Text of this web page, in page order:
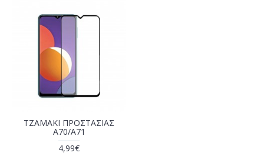
ΤΖΑΜΑΚΙ ΠΡΟΣΤΑΣΙΑΣ
A70/A71
4,99€